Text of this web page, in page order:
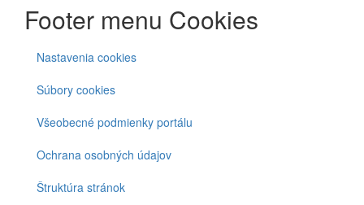
Footer menu Cookies
Nastavenia cookies
Súbory cookies
Všeobecné podmienky portálu
Ochrana osobných údajov
Štruktúra stránok